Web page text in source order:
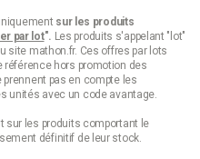
sur les produits
par lot". Les produits s'appelant "lot"
site mathon.fr. Ces offres par lots
référence hors promotion des
pas en compte les
unités avec un code avantage.
sur les produits comportant le
définitif de leur stock.